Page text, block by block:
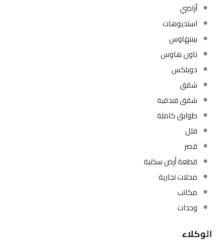
أراضي
استديوهات
بينتهاوس
تاون هاوس
دوبلكس
شقق
شقق فندقية
طوابق كاملة
فلل
قصر
قطعة أرض سكنية
محلات تجارية
مكاتب
وحدات
الوكلاء